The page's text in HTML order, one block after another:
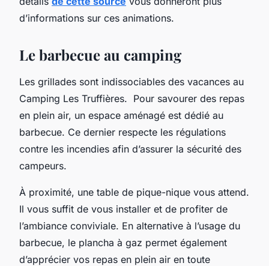
d’informations sur ces animations.
Le barbecue au camping
Les grillades sont indissociables des vacances au
Camping Les Truffières. Pour savourer des repas
en plein air, un espace aménagé est dédié au
barbecue. Ce dernier respecte les régulations
contre les incendies afin d’assurer la sécurité des
campeurs.
À proximité, une table de pique-nique vous attend.
Il vous suffit de vous installer et de profiter de
l’ambiance conviviale. En alternative à l’usage du
barbecue, le plancha à gaz permet également
d’apprécier vos repas en plein air en toute